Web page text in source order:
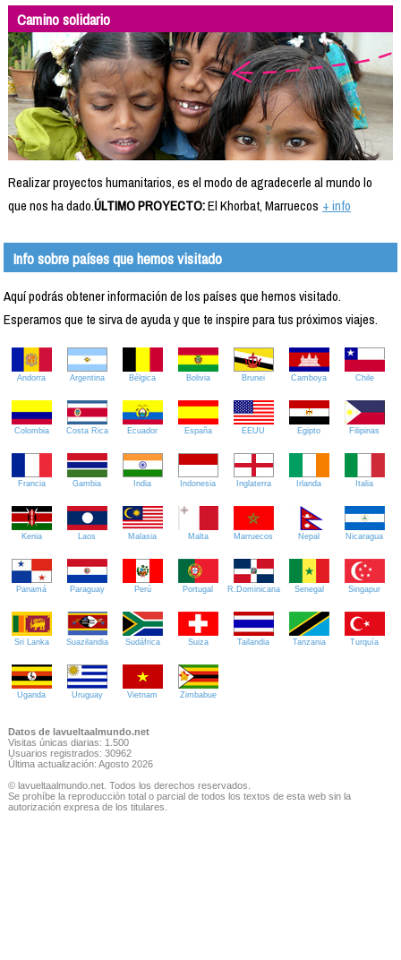
Camino solidario
Realizar proyectos humanitarios, es el modo de agradecerle al mundo lo
que nos ha dado.ÚLTIMO PROYECTO:El Khorbat, Marruecos + info
Info sobre países que hemos visitado
Aquí podrás obtener información de los países que hemos visitado.
Esperamos que te sirva de ayuda y que te inspire para tus próximos viajes.
Andorra Argentina Bélgica Bolivia Brunei Camboya Chile
Colombia Costa Rica Ecuador España EEUU Egipto Filipinas
Francia Gambia India Indonesia Inglaterra Irlanda Italia
Kenia Laos Malasia Malta Marruecos Nepal Nicaragua
Panamá Paraguay Perú Portugal R.Dominicana Senegal Singapur
Sri Lanka Suazilandia Sudáfrica Suiza Tailandia Tanzania Turquía
Uganda Uruguay Vietnam Zimbabue
Datos de lavueltaalmundo.net
Visitas únicas diarias: 1.500
Usuarios registrados: 30962
Última actualización: Agosto 2026
© lavueltaalmundo.net. Todos los derechos reservados.
Se prohíbe la reproducción total o parcial de todos los textos de esta web sin la
autorización expresa de los titulares.